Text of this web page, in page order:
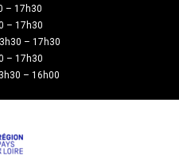
– 17h30
– 17h30
– 17h30
– 17h30
– 16h00